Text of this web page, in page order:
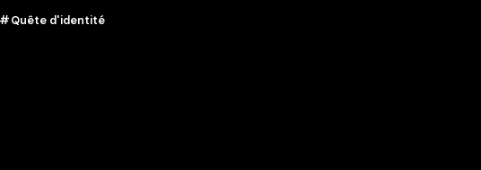
#Quête d'identité